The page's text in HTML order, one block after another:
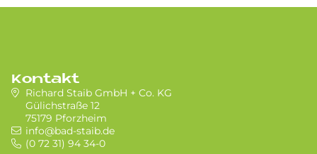
Kontakt
Richard Staib GmbH + Co. KG
Gülichstraße 12
75179 Pforzheim
info@bad-staib.de
(0 72 31) 94 34-0